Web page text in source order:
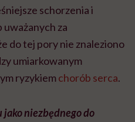
schorzenia i
uważanych za
do tej pory nie znaleziono
umiarkowanym
ryzykiemchorób serca.
jako niezbędnego do